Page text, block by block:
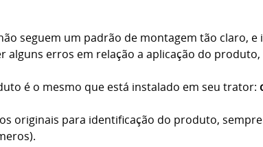
seguem um padrão de montagem tão claro,
alguns erros em relação a aplicação do produto,
é o mesmo que está instalado em seu trator:
originais para identificação do produto,